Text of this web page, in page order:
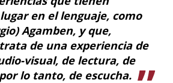
en el lenguaje, como
Agamben, y que,
de una experiencia de
visual, de lectura, de
lo tanto, de escucha.